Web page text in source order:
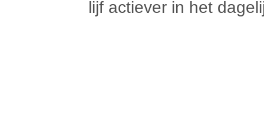
lijf actiever in het